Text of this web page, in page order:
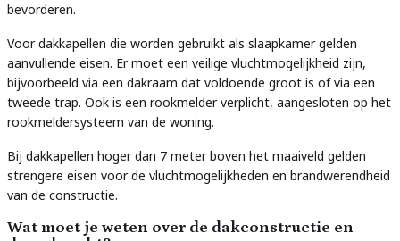
bevorderen.
Voor dakkapellen die worden gebruikt als slaapkamer gelden
aanvullende eisen. Er moet een veilige vluchtmogelijkheid zijn,
bijvoorbeeld via een dakraam dat voldoende groot is of via een
tweede trap. Ook is een rookmelder verplicht, aangesloten op het
rookmeldersysteem van de woning.
Bij dakkapellen hoger dan 7 meter boven het maaiveld gelden
strengere eisen voor de vluchtmogelijkheden en brandwerendheid
van de constructie.
Wat moet je weten over de dakconstructie en